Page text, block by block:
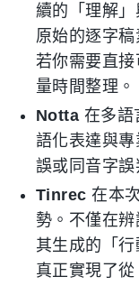
續的「理解
原始的逐字
若你需要直
量時間整理。
Notta 在多語
語化表達與
誤或同音字誤
Tinrec 在本
勢。不僅在
其生成的「行
真正實現了